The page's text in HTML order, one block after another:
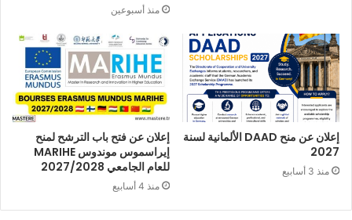
منذ أسبوعين
إعلان عن منح DAAD الألمانية لسنة
2027
منذ 3 أسابيع
إعلان عن فتح باب الترشح لمنح
إيراسموس موندوس MARIHE
للعام الجامعي 2027/2028
منذ 4 أسابيع